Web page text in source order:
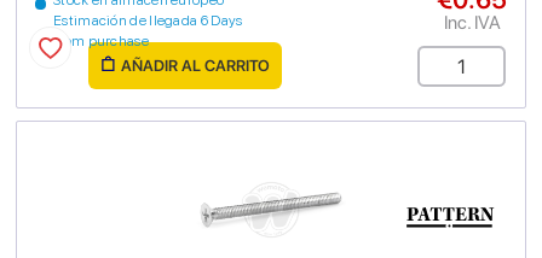
Estimación de llegada 6 Days
from purchase
Inc. IVA
AÑADIR AL CARRITO